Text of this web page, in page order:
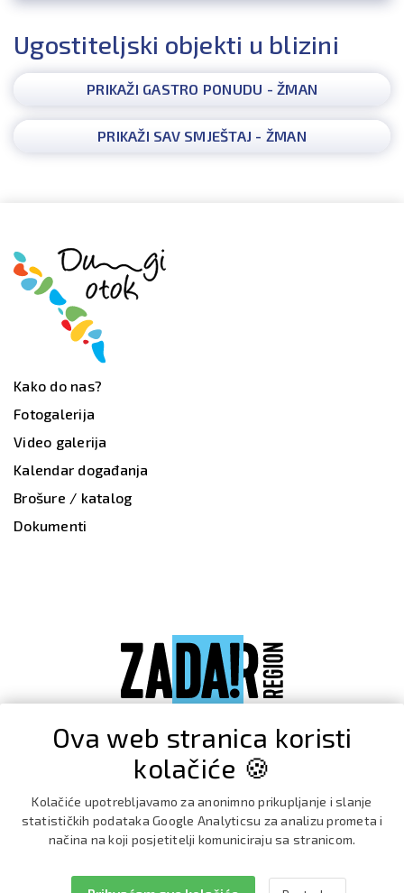
Ugostiteljski objekti u blizini
PRIKAŽI GASTRO PONUDU - ŽMAN
PRIKAŽI SAV SMJEŠTAJ - ŽMAN
Kako do nas?
Fotogalerija
Video galerija
Kalendar događanja
Brošure / katalog
Dokumenti
Ova web stranica koristi
kolačiće 🍪
Kolačiće upotrebljavamo za anonimno prikupljanje i slanje
statističkih podataka Google Analyticsu za analizu prometa i
načina na koji posjetitelji komuniciraju sa stranicom.